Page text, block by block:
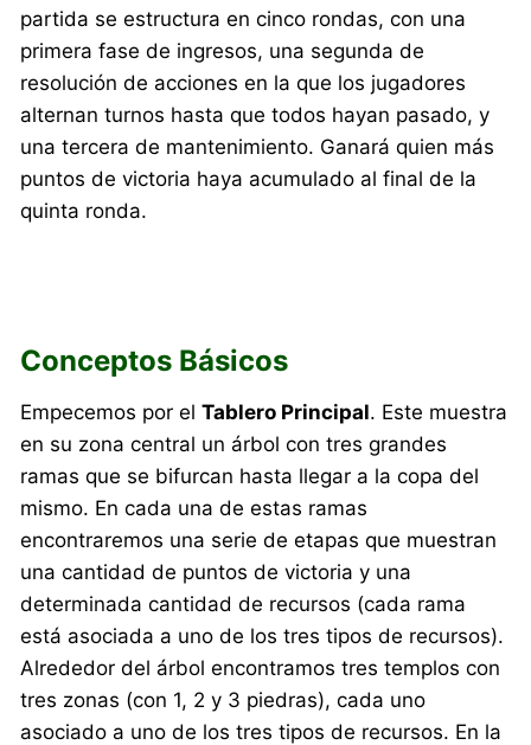
partida se estructura en cinco rondas, con una
primera fase de ingresos, una segunda de
resolución de acciones en la que los jugadores
alternan turnos hasta que todos hayan pasado, y
una tercera de mantenimiento. Ganará quien más
puntos de victoria haya acumulado al final de la
quinta ronda.
Conceptos Básicos
Empecemos por elTablero Principal. Este muestra
en su zona central un árbol con tres grandes
ramas que se bifurcan hasta llegar a la copa del
mismo. En cada una de estas ramas
encontraremos una serie de etapas que muestran
una cantidad de puntos de victoria y una
determinada cantidad de recursos (cada rama
está asociada a uno de los tres tipos de recursos).
Alrededor del árbol encontramos tres templos con
tres zonas (con 1, 2 y 3 piedras), cada uno
asociado a uno de los tres tipos de recursos. En la